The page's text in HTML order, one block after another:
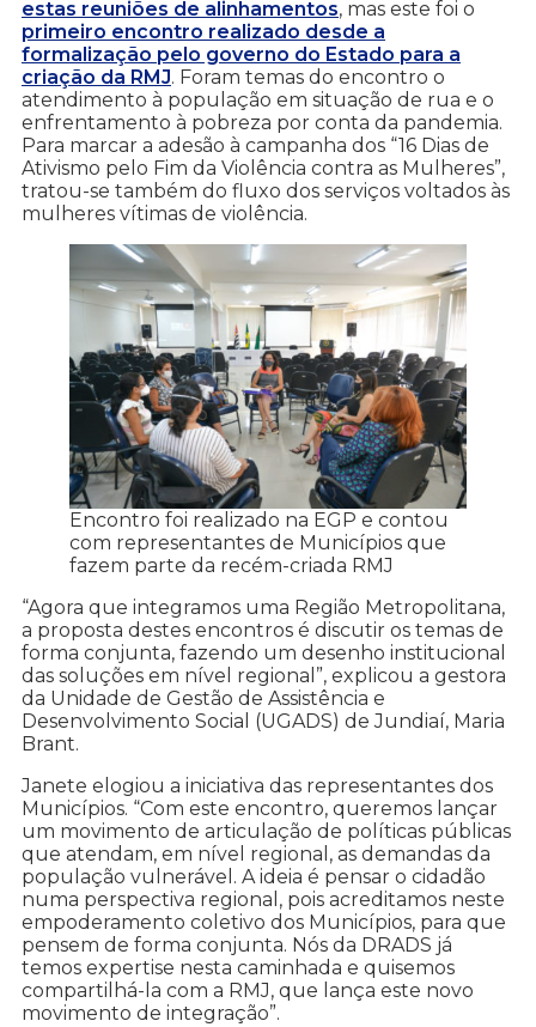
estas reuniões de alinhamentos, mas este foi o
primeiro encontro realizado desde a
formalização pelo governo do Estado para a
criação da RMJ. Foram temas do encontro o
atendimento à população em situação de rua e o
enfrentamento à pobreza por conta da pandemia.
Para marcar a adesão à campanha dos “16 Dias de
Ativismo pelo Fim da Violência contra as Mulheres”,
tratou-se também do fluxo dos serviços voltados às
mulheres vítimas de violência.
Encontro foi realizado na EGP e contou
com representantes de Municípios que
fazem parte da recém-criada RMJ
“Agora que integramos uma Região Metropolitana,
a proposta destes encontros é discutir os temas de
forma conjunta, fazendo um desenho institucional
das soluções em nível regional”, explicou a gestora
da Unidade de Gestão de Assistência e
Desenvolvimento Social (UGADS) de Jundiaí, Maria
Brant.
Janete elogiou a iniciativa das representantes dos
Municípios. “Com este encontro, queremos lançar
um movimento de articulação de políticas públicas
que atendam, em nível regional, as demandas da
população vulnerável. A ideia é pensar o cidadão
numa perspectiva regional, pois acreditamos neste
empoderamento coletivo dos Municípios, para que
pensem de forma conjunta. Nós da DRADS já
temos expertise nesta caminhada e quisemos
compartilhá-la com a RMJ, que lança este novo
movimento de integração”.